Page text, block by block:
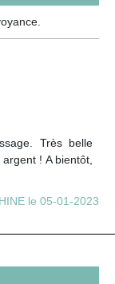
Très belle
! A bientôt,
le 05-01-2023